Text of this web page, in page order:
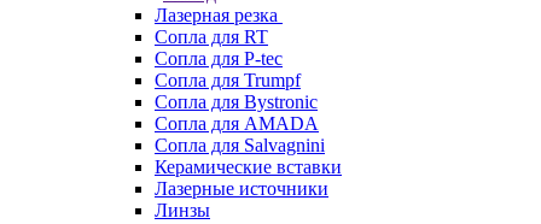
Лазерная резка
Сопла для RT
Сопла для P-tec
Сопла для Trumpf
Сопла для Bystronic
Сопла для AMADA
Сопла для Salvagnini
Керамические вставки
Лазерные источники
Линзы